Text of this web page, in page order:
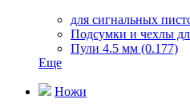
для сигнальных
Подсумки и чехлы
Пули 4.5 мм (0.177)
Еще
Ножи